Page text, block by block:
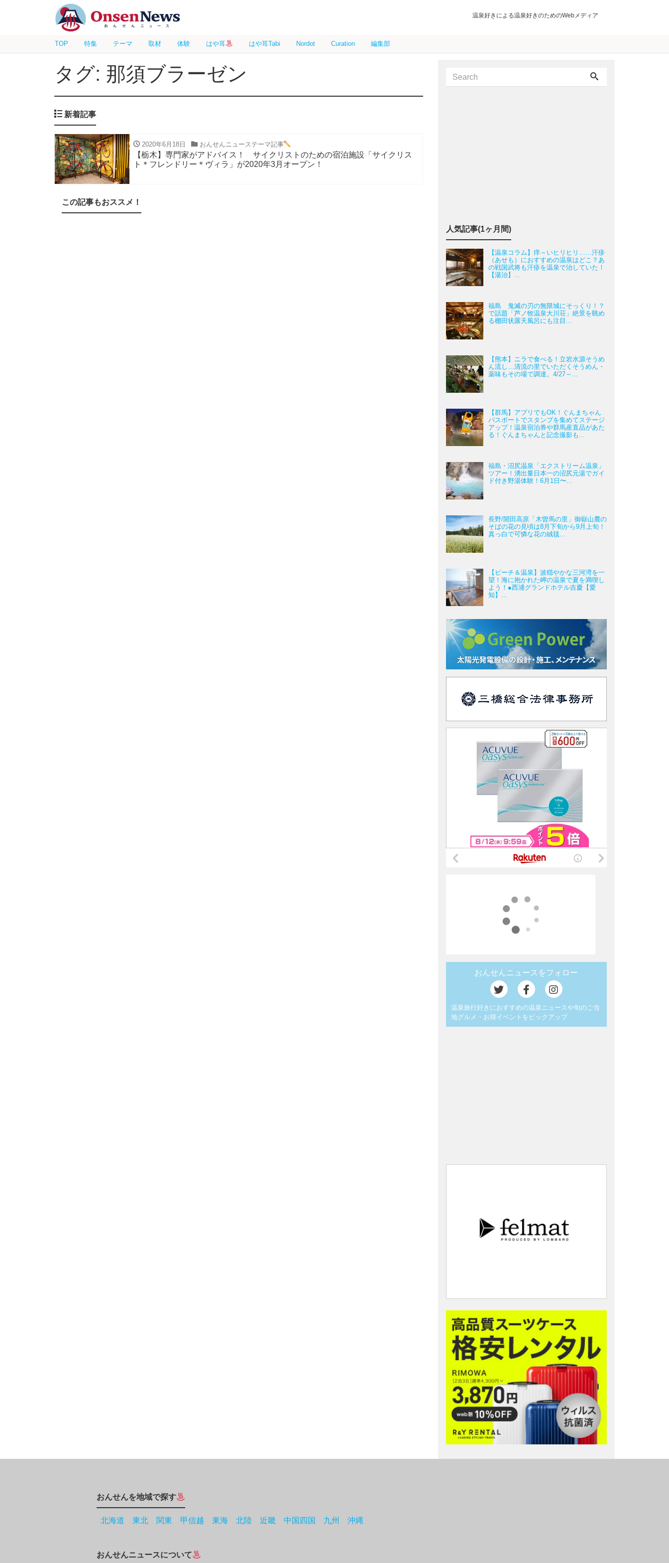
温泉好きによる温泉好きのためのWebメディア
TOP 特集 テーマ 取材 体験 はや耳 はや耳Tabi Nordot Curation 編集部
タグ: 那須ブラーゼン
新着記事
2020年6月18日 おんせんニューステーマ記事
【栃木】専門家がアドバイス！ サイクリストのための宿泊施設「サイクリス
ト＊フレンドリー＊ヴィラ」が2020年3月オープン！
この記事もおススメ！
人気記事(1ヶ月間)
【温泉コラム】痒～いヒリヒリ……汗疹
（あせも）におすすめの温泉はどこ？あ
の戦国武将も汗疹を温泉で治していた！
【湯治】...
福島 鬼滅の刃の無限城にそっくり！？
で話題「芦ノ牧温泉大川荘」絶景を眺め
る棚田状露天風呂にも注目...
【熊本】ニラで食べる！立岩水源そうめ
ん流し…清流の里でいただくそうめん・
薬味もその場で調達。4/27～...
【群馬】アプリでもOK！ぐんまちゃん
パスポートでスタンプを集めてステージ
アップ！温泉宿泊券や群馬産直品があた
る！ぐんまちゃんと記念撮影も...
福島・沼尻温泉「エクストリーム温泉」
ツアー！湧出量日本一の沼尻元湯でガイ
ド付き野湯体験！6月1日〜...
長野/開田高原「木曽馬の里」御嶽山麓の
そばの花の見頃は8月下旬から9月上旬！
真っ白で可憐な花の絨毯...
【ビーチ＆温泉】波穏やかな三河湾を一
望！海に抱かれた岬の温泉で夏を満喫し
よう！●西浦グランドホテル吉慶【愛
知】...
おんせんニュースをフォロー
温泉旅行好きにおすすめの温泉ニュースや旬のご当
地グルメ・お得イベントをピックアップ
おんせんを地域で探す
北海道 東北 関東 甲信越 東海 北陸 近畿 中国四国 九州 沖縄
おんせんニュースについて